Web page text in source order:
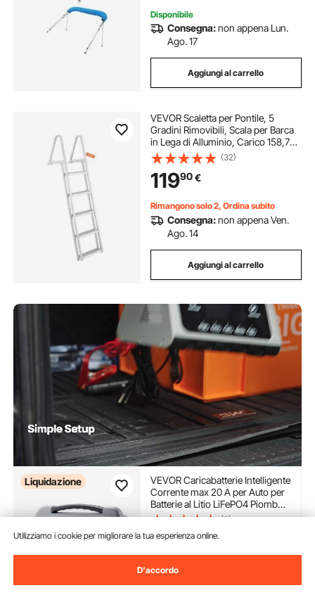
Disponibile
Consegna:non appena Lun.
Ago. 17
Aggiungi al carrello
VEVOR Scaletta per Pontile, 5
Gradini Rimovibili, Scala per Barca
in Lega di Alluminio, Carico 158,7
kg con Gradino Antiscivolo, Facile
da Installare per Barca, Lago,
Piscina, Imbarco Marittimo
(32)
11990€
Rimangono solo 2, Ordina subito
Consegna:non appena Ven.
Ago. 14
Aggiungi al carrello
Liquidazione
VEVOR Caricabatterie Intelligente
Corrente max 20 A per Auto per
Batterie al Litio LiFePO4 Piombo
Acido 6/12/24 V, Caricabatterie
Mantenitore di Carico
(3)
5690€
Disponibile
Consegna:non appena Lun.
Utilizziamo i cookie per migliorare la tua esperienza online.
D'accordo